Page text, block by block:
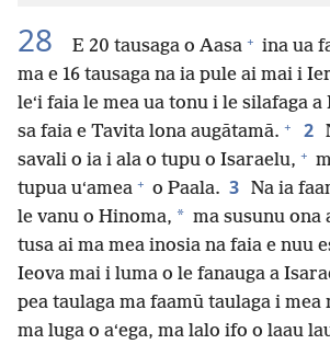
28 E 20 tausaga o Aasa + ina ua
ma e 16 tausaga na ia pule ai mai i
leʻi faia le mea ua tonu i le silafaga a
sa faia e Tavita lona augātamā. + 2
savali o ia i ala o tupu o Isaraelu, +
tupua uʻamea + o Paala. 3 Na ia
le vanu o Hinoma, * ma susunu ona
tusa ai ma mea inosia na faia e nuu
Ieova mai i luma o le fanauga a
pea taulaga ma faamū taulaga i mea
ma luga o aʻega, ma lalo ifo o laau